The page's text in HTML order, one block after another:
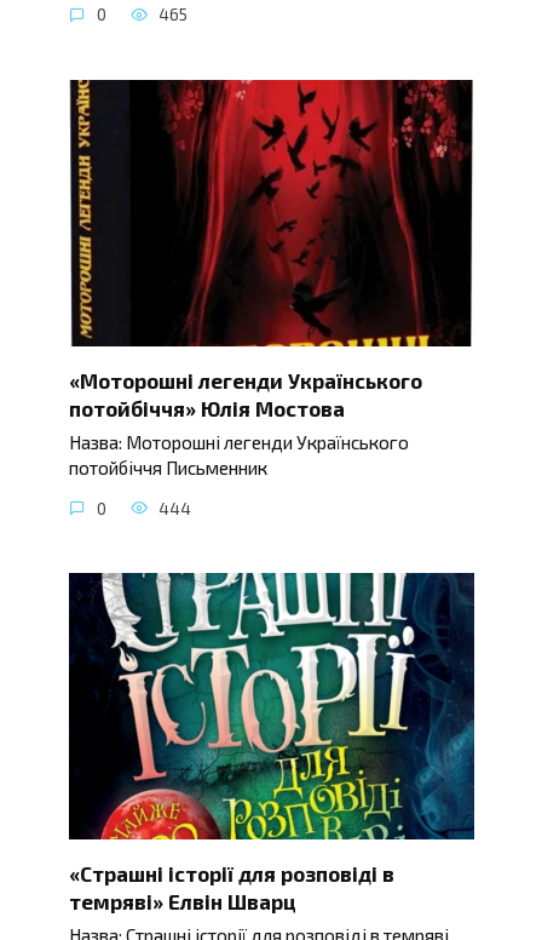
0 465
«Моторошні легенди Українського
потойбіччя» Юлія Мостова
Назва: Моторошні легенди Українського
потойбіччя Письменник
0 444
«Страшні історії для розповіді в
темряві» Елвін Шварц